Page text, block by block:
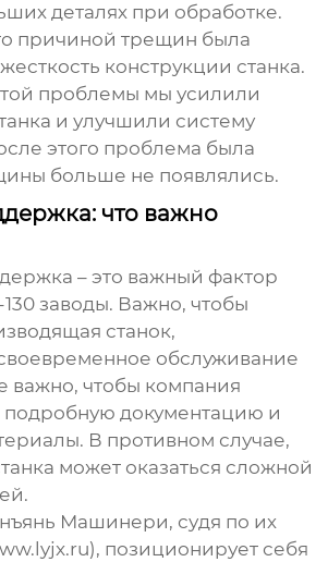
деталях при обработке.
причиной трещин была
конструкции станка.
проблемы мы усилили
и улучшили систему
этого проблема была
больше не появлялись.
что важно
– это важный фактор
130 заводы. Важно, чтобы
станок,
обслуживание
важно, чтобы компания
подробную документацию и
В противном случае,
может оказаться сложной
Машинери, судя по их
позиционирует себя